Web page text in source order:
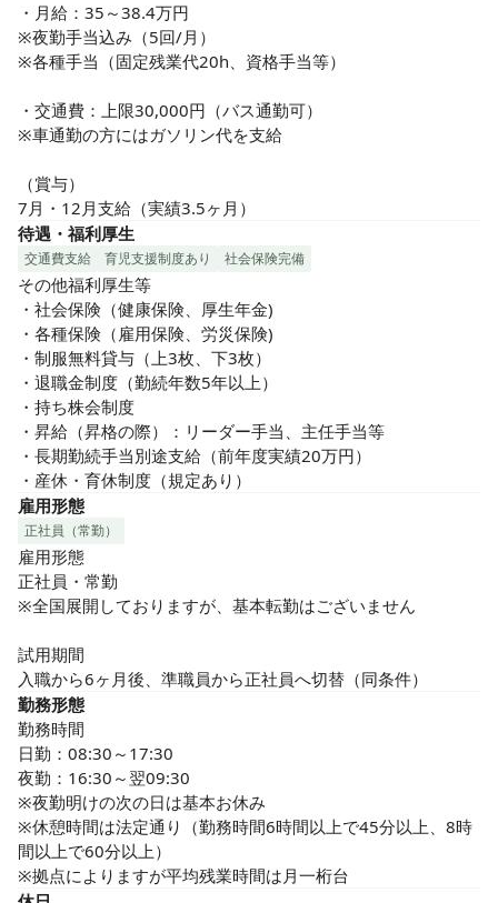
・月給：35～38.4万円
※夜勤手当込み（5回/月）
※各種手当（固定残業代20h、資格手当等）
・交通費：上限30,000円（バス通勤可）
※車通勤の方にはガソリン代を支給
（賞与）
7月・12月支給（実績3.5ヶ月）
待遇・福利厚生
交通費支給 育児支援制度あり 社会保険完備
その他福利厚生等
・社会保険（健康保険、厚生年金)
・各種保険（雇用保険、労災保険)
・制服無料貸与（上3枚、下3枚）
・退職金制度（勤続年数5年以上）
・持ち株会制度
・昇給（昇格の際）：リーダー手当、主任手当等
・長期勤続手当別途支給（前年度実績20万円）
・産休・育休制度（規定あり）
雇用形態
正社員（常勤）
雇用形態
正社員・常勤
※全国展開しておりますが、基本転勤はございません
試用期間
入職から6ヶ月後、準職員から正社員へ切替（同条件）
勤務形態
勤務時間
日勤：08:30～17:30
夜勤：16:30～翌09:30
※夜勤明けの次の日は基本お休み
※休憩時間は法定通り（勤務時間6時間以上で45分以上、8時
間以上で60分以上）
※拠点によりますが平均残業時間は月一桁台